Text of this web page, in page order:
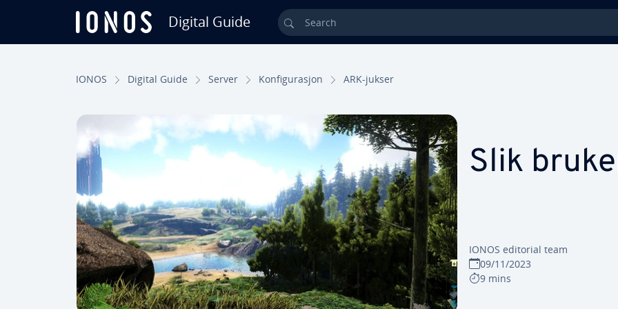
Digital Guide Search
IONOS Digital Guide Server Konfigurasjon ARK-jukser
Slik
IONOS editorial team
09/11/2023
9 mins